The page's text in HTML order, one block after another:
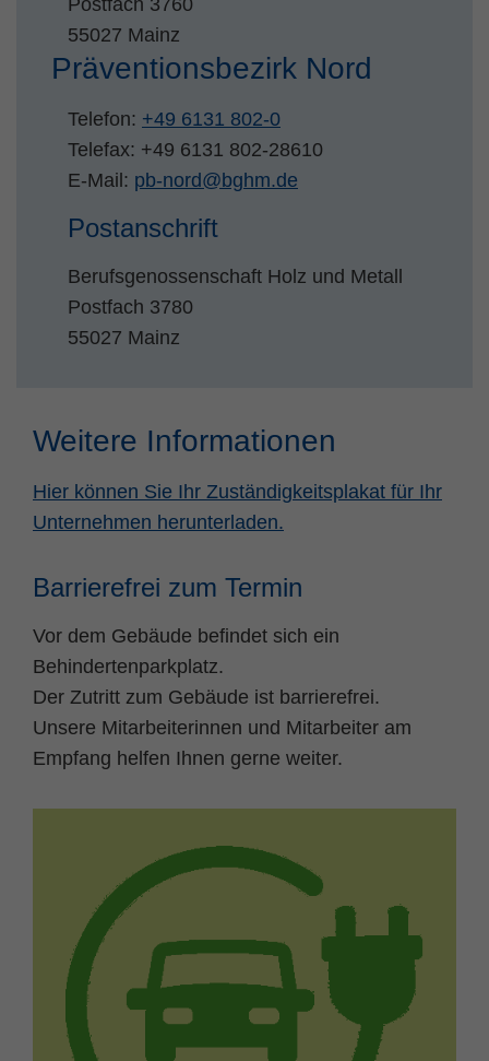
Postfach 3760
55027 Mainz
Präventionsbezirk Nord
Telefon: +49 6131 802-0
Telefax: +49 6131 802-28610
E-Mail: pb-nord@bghm.de
Postanschrift
Berufsgenossenschaft Holz und Metall
Postfach 3780
55027 Mainz
Weitere Informationen
Hier können Sie Ihr Zuständigkeitsplakat für Ihr
Unternehmen herunterladen.
Barrierefrei zum Termin
Vor dem Gebäude befindet sich ein
Behindertenparkplatz.
Der Zutritt zum Gebäude ist barrierefrei.
Unsere Mitarbeiterinnen und Mitarbeiter am
Empfang helfen Ihnen gerne weiter.